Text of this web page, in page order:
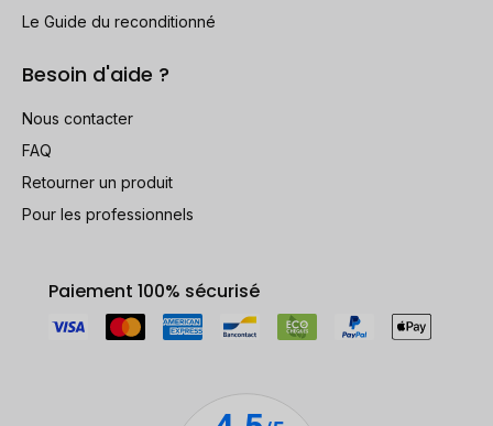
Le Guide du reconditionné
Besoin d'aide ?
Nous contacter
FAQ
Retourner un produit
Pour les professionnels
Paiement 100% sécurisé